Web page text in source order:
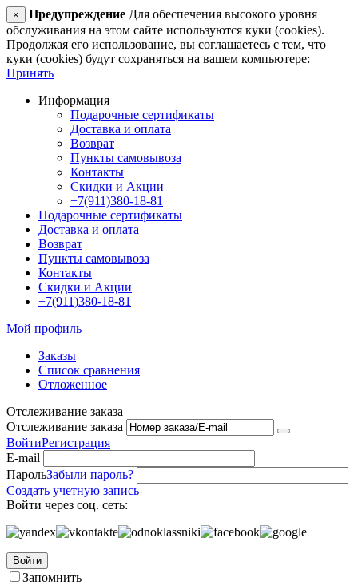
× Предупреждение Для обеспечения высокого уровня
обслуживания на этом сайте используются куки (cookies).
Продолжая его использование, вы соглашаетесь с тем, что
куки (cookies) будут сохраняться на вашем компьютере:
Принять
Информация
Подарочные сертификаты
Доставка и оплата
Возврат
Пункты самовывоза
Контакты
Скидки и Акции
+7(911)380-18-81
Подарочные сертификаты
Доставка и оплата
Возврат
Пункты самовывоза
Контакты
Скидки и Акции
+7(911)380-18-81
Мой профиль
Заказы
Список сравнения
Отложенное
Отслеживание заказа
Отслеживание заказа
ВойтиРегистрация
E-mail
ПарольЗабыли пароль?
Создать учетную запись
Войти через соц. сеть:
Войти
Запомнить